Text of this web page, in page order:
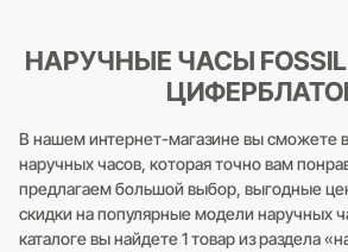
НАРУЧНЫЕ ЧАСЫ
В нашем интернет-магазине вы сможете
наручных часов, которая точно вам
предлагаем большой выбор, выгодные
скидки на популярные модели наручных
каталоге вы найдете 1 товар из раздела